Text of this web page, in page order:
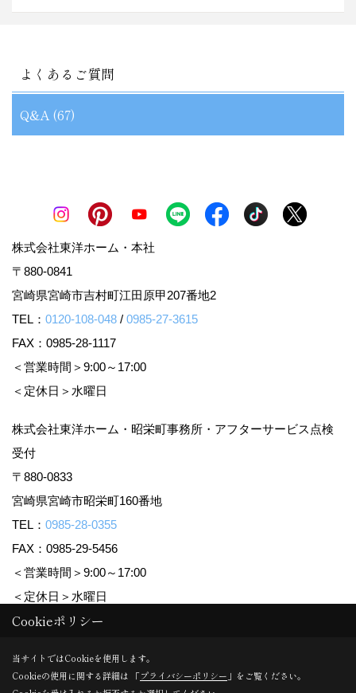
よくあるご質問
Q&A (67)
株式会社東洋ホーム・本社
〒880-0841
宮崎県宮崎市吉村町江田原甲207番地2
TEL： 0120-108-048 / 0985-27-3615
FAX：0985-28-1117
＜営業時間＞9:00～17:00
＜定休日＞水曜日
株式会社東洋ホーム・昭栄町事務所・アフターサービス点検
受付
〒880-0833
宮崎県宮崎市昭栄町160番地
TEL： 0985-28-0355
FAX：0985-29-5456
＜営業時間＞9:00～17:00
＜定休日＞水曜日
Copyright (c) TOYO HOME Co., Ltd. All Rights Reserved.
Produced byゴデスクリエイト
Cookieポリシー
当サイトではCookieを使用します。
Cookieの使用に関する詳細は 「プライバシーポリシー 」をご覧ください。